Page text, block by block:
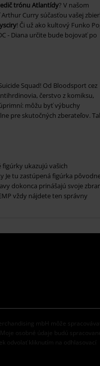
trónu Atlantídy? V našom
Curry súčasťou vašej
! Či už ako kultový Funko
- Diana určite bude bojovať po
Squad! Od Bloodsport cez
čerstvo z komiksu,
môžu byť výbuchy
pre skutočných zberateľov.
ukazujú vašich
Je tu zastúpená figúrka
dokonca prinášajú svoje
vždy nájdete ten správny
mbH môže spracovávať
osobné údaje budú spracované
odvolať kliknutím na odhlasovací